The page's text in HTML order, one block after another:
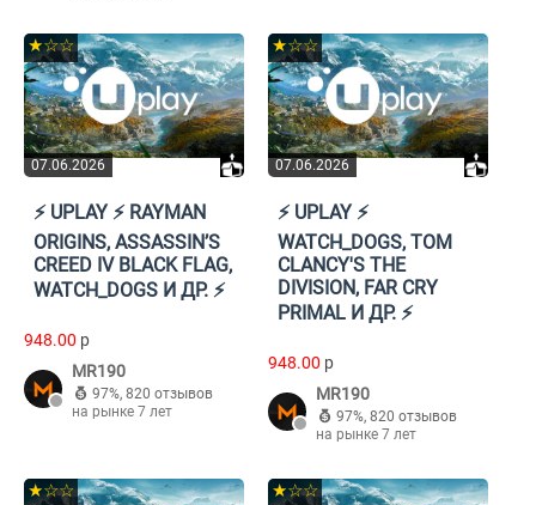
07.06.2026
★☆☆
⚡️ UPLAY ⚡️ RAYMAN
ORIGINS, ASSASSIN’S
CREED IV BLACK FLAG,
WATCH_DOGS И ДР. ⚡️
948.00 p
MR190
97%, 820 отзывов
на рынке 7 лет
07.06.2026
★☆☆
⚡️ UPLAY ⚡️
WATCH_DOGS, TOM
CLANCY'S THE
DIVISION, FAR CRY
PRIMAL И ДР. ⚡️
948.00 p
MR190
97%, 820 отзывов
на рынке 7 лет
★☆☆ ★☆☆